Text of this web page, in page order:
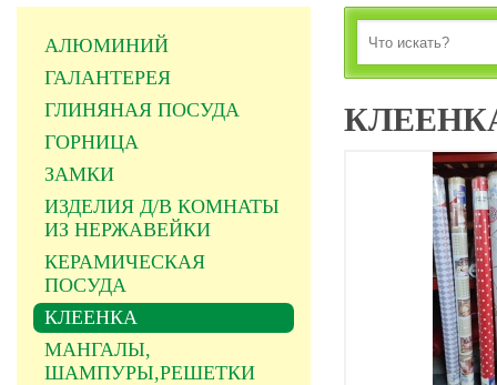
АЛЮМИНИЙ
ГАЛАНТЕРЕЯ
ГЛИНЯНАЯ ПОСУДА
ГОРНИЦА
ЗАМКИ
ИЗДЕЛИЯ Д/В КОМНАТЫ
ИЗ НЕРЖАВЕЙКИ
КЕРАМИЧЕСКАЯ
ПОСУДА
КЛЕЕНКА
МАНГАЛЫ,
ШАМПУРЫ,РЕШЕТКИ